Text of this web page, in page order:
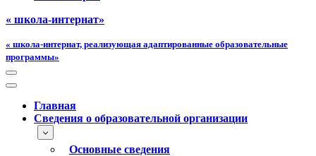
« школа-интернат»
« школа-интернат, реализующая адаптированные образовательные
программы»
Меню
навигации
Меню
навигацииГлавная
Сведения о образовательной организации
Основные сведения